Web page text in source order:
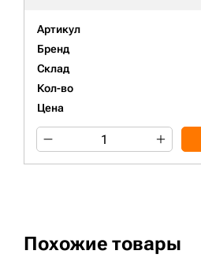
Артикул
Бренд
Склад
Кол-во
Цена
Похожие товары